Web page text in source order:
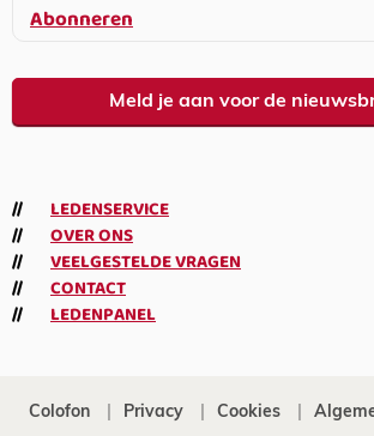
Abonneren
Meld je aan voor de
LEDENSERVICE
OVER ONS
VEELGESTELDE VRAGEN
CONTACT
LEDENPANEL
Colofon Privacy Cookies